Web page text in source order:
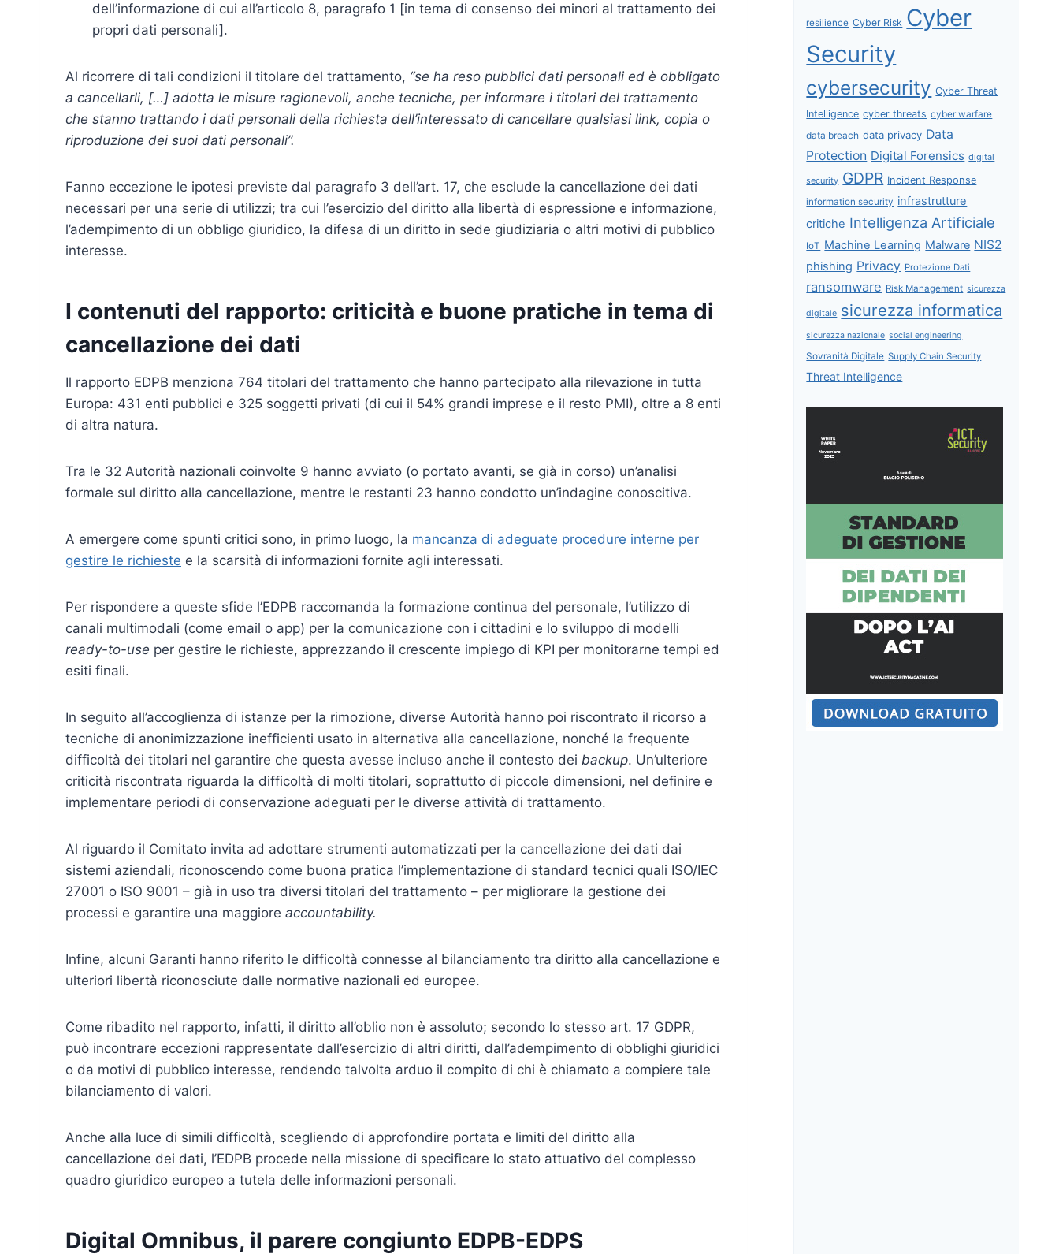
dell’informazione di cui all’articolo 8, paragrafo 1 [in tema di consenso dei minori al trattamento dei
propri dati personali].
Al ricorrere di tali condizioni il titolare del trattamento, “se ha reso pubblici dati personali ed è obbligato
a cancellarli, […] adotta le misure ragionevoli, anche tecniche, per informare i titolari del trattamento
che stanno trattando i dati personali della richiesta dell’interessato di cancellare qualsiasi link, copia o
riproduzione dei suoi dati personali”.
Fanno eccezione le ipotesi previste dal paragrafo 3 dell’art. 17, che esclude la cancellazione dei dati
necessari per una serie di utilizzi; tra cui l’esercizio del diritto alla libertà di espressione e informazione,
l’adempimento di un obbligo giuridico, la difesa di un diritto in sede giudiziaria o altri motivi di pubblico
interesse.
I contenuti del rapporto: criticità e buone pratiche in tema di
cancellazione dei dati
Il rapporto EDPB menziona 764 titolari del trattamento che hanno partecipato alla rilevazione in tutta
Europa: 431 enti pubblici e 325 soggetti privati (di cui il 54% grandi imprese e il resto PMI), oltre a 8 enti
di altra natura.
Tra le 32 Autorità nazionali coinvolte 9 hanno avviato (o portato avanti, se già in corso) un’analisi
formale sul diritto alla cancellazione, mentre le restanti 23 hanno condotto un’indagine conoscitiva.
A emergere come spunti critici sono, in primo luogo, la mancanza di adeguate procedure interne per
gestire le richieste e la scarsità di informazioni fornite agli interessati.
Per rispondere a queste sfide l’EDPB raccomanda la formazione continua del personale, l’utilizzo di
canali multimodali (come email o app) per la comunicazione con i cittadini e lo sviluppo di modelli
ready-to-use per gestire le richieste, apprezzando il crescente impiego di KPI per monitorarne tempi ed
esiti finali.
In seguito all’accoglienza di istanze per la rimozione, diverse Autorità hanno poi riscontrato il ricorso a
tecniche di anonimizzazione inefficienti usato in alternativa alla cancellazione, nonché la frequente
difficoltà dei titolari nel garantire che questa avesse incluso anche il contesto dei backup. Un’ulteriore
criticità riscontrata riguarda la difficoltà di molti titolari, soprattutto di piccole dimensioni, nel definire e
implementare periodi di conservazione adeguati per le diverse attività di trattamento.
Al riguardo il Comitato invita ad adottare strumenti automatizzati per la cancellazione dei dati dai
sistemi aziendali, riconoscendo come buona pratica l’implementazione di standard tecnici quali ISO/IEC
27001 o ISO 9001 – già in uso tra diversi titolari del trattamento – per migliorare la gestione dei
processi e garantire una maggiore accountability.
Infine, alcuni Garanti hanno riferito le difficoltà connesse al bilanciamento tra diritto alla cancellazione e
ulteriori libertà riconosciute dalle normative nazionali ed europee.
Come ribadito nel rapporto, infatti, il diritto all’oblio non è assoluto; secondo lo stesso art. 17 GDPR,
può incontrare eccezioni rappresentate dall’esercizio di altri diritti, dall’adempimento di obblighi giuridici
o da motivi di pubblico interesse, rendendo talvolta arduo il compito di chi è chiamato a compiere tale
bilanciamento di valori.
Anche alla luce di simili difficoltà, scegliendo di approfondire portata e limiti del diritto alla
cancellazione dei dati, l’EDPB procede nella missione di specificare lo stato attuativo del complesso
quadro giuridico europeo a tutela delle informazioni personali.
Digital Omnibus, il parere congiunto EDPB-EDPS
resilience Cyber Risk Cyber
Security
cybersecurity Cyber Threat
Intelligence cyber threats cyber warfare
data breach data privacy Data
Protection Digital Forensics digital
security GDPR Incident Response
information security infrastrutture
critiche Intelligenza Artificiale
IoT Machine Learning Malware NIS2
phishing Privacy Protezione Dati
ransomware Risk Management sicurezza
digitale sicurezza informatica
sicurezza nazionale social engineering
Sovranità Digitale Supply Chain Security
Threat Intelligence